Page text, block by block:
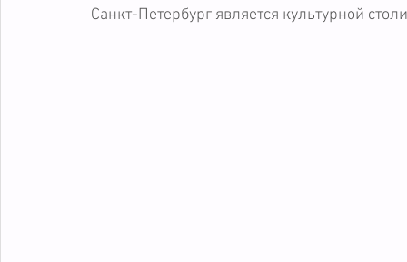
Санкт-Петербург является культурной